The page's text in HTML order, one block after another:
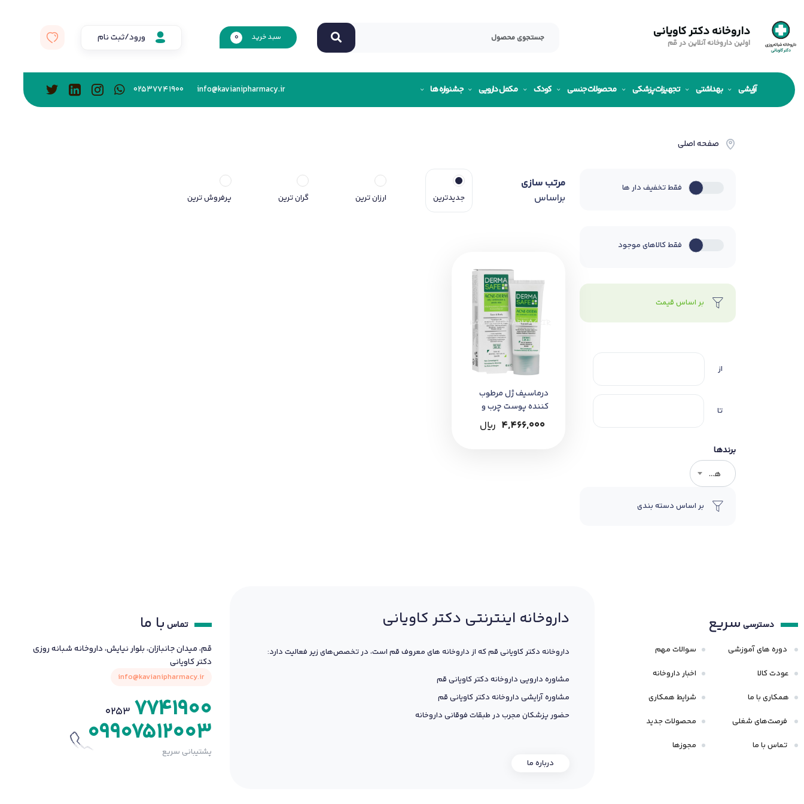
داروخانه دکتر کاویانی
اولین داروخانه آنلاین در قم
سبد خرید 0 ورود/ثبت نام
آرایشی بهداشتی تجهیزات پزشکی محصولات جنسی کودک مکمل دارویی جشنواره ها info@kavianipharmacy.ir
02537741900
صفحه اصلی
فقط تخفیف دار ها
فقط کالاهای موجود
بر اساس قیمت
از
تا
برندها
هر برندی
بر اساس دسته بندی
مرتب سازی
براساس
جدیدترین ارزان ترین گران ترین پرفروش ترین
درماسیف ژل مرطوب
کننده پوست چرب و
آکنه ای صورت و گردن
4,466,000 ﷼
دسترسی سریع
دوره های آموزشی
عودت کالا
همکاری با ما
فرصت‌های شغلی
تماس با ما
سوالات مهم
اخبار داروخانه
شرایط همکاری
محصولات جدید
مجوزها
داروخانه اینترنتی دکتر کاویانی
داروخانه دکتر کاویانی قم که از داروخانه های معروف قم است، در تخصص‌های زیر فعالیت دارد:
مشاوره دارویی داروخانه دکتر کاویانی قم
مشاوره آرایشی داروخانه دکتر کاویانی قم
حضور پزشکان مجرب در طبقات فوقانی داروخانه
درباره ما
تماس با ما
قم، میدان جانبازان، بلوار نیایش، داروخانه شبانه روزی
دکتر کاویانی
info@kavianipharmacy.ir
0253 7741900
09907512003
پشتیبانی سریع